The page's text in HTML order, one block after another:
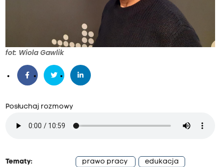
fot: Wiola Gawlik
Posłuchaj rozmowy
Tematy: prawo pracy
edukacja